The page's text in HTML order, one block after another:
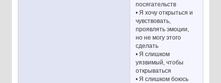
посягательств
• Я хочу открыться и
чувствовать,
проявлять эмоции,
но не могу этого
сделать
• Я слишком
уязвимый, чтобы
открываться
• Я слишком боюсь